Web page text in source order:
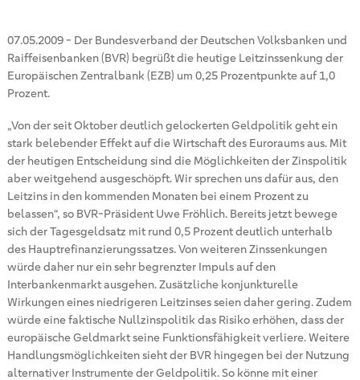
07.05.2009- Der Bundesverband der Deutschen Volksbanken und
Raiffeisenbanken (BVR) begrüßt die heutige Leitzinssenkung der
Europäischen Zentralbank (EZB) um 0,25 Prozentpunkte auf 1,0
Prozent.
„Von der seit Oktober deutlich gelockerten Geldpolitik geht ein
stark belebender Effekt auf die Wirtschaft des Euroraums aus. Mit
der heutigen Entscheidung sind die Möglichkeiten der Zinspolitik
aber weitgehend ausgeschöpft. Wir sprechen uns dafür aus, den
Leitzins in den kommenden Monaten bei einem Prozent zu
belassen“, so BVR-Präsident Uwe Fröhlich. Bereits jetzt bewege
sich der Tagesgeldsatz mit rund 0,5 Prozent deutlich unterhalb
des Hauptrefinanzierungssatzes. Von weiteren Zinssenkungen
würde daher nur ein sehr begrenzter Impuls auf den
Interbankenmarkt ausgehen. Zusätzliche konjunkturelle
Wirkungen eines niedrigeren Leitzinses seien daher gering. Zudem
würde eine faktische Nullzinspolitik das Risiko erhöhen, dass der
europäische Geldmarkt seine Funktionsfähigkeit verliere. Weitere
Handlungsmöglichkeiten sieht der BVR hingegen bei der Nutzung
alternativer Instrumente der Geldpolitik. So könne mit einer